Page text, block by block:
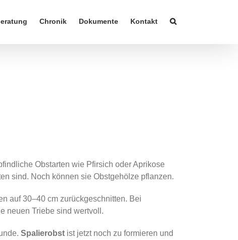
Chronik Dokumente Kontakt
Obstarten wie Pfirsich oder Aprikose
sind. Noch können sie Obstgehölze pflanzen.
auf 30–40 cm zurückgeschnitten. Bei
neuen Triebe sind wertvoll.
Spalierobst ist jetzt noch zu formieren und